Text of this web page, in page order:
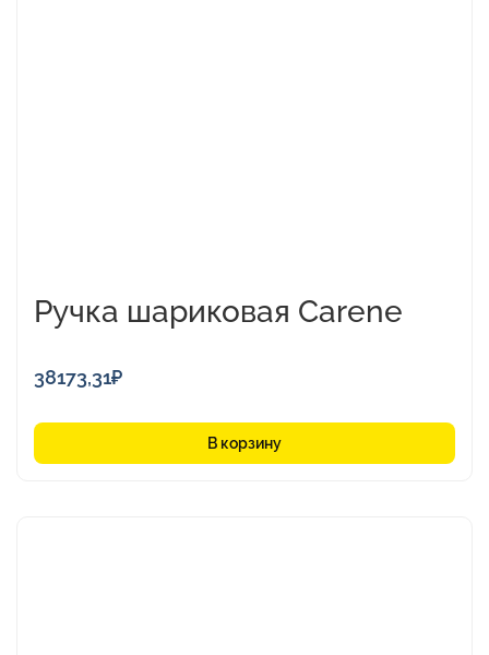
Ручка шариковая Carene
38173,31₽
В корзину